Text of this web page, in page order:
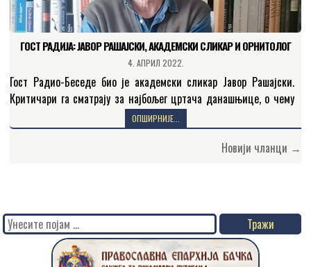
ГОСТ РАДИЈА: ЈАВОР РАШАЈСКИ, АКАДЕМСКИ СЛИКАР И ОРНИТОЛОГ
4. АПРИЛ 2022.
Гост Радио-Беседе био је академски сликар Јавор Рашајски.
Критичари га сматрају за најбољег цртача данашњице, о чему
сведоче бројне изложбе и многе илустроване књиге. У…
ОПШИРНИЈЕ...
Новији чланци →
Search
for: